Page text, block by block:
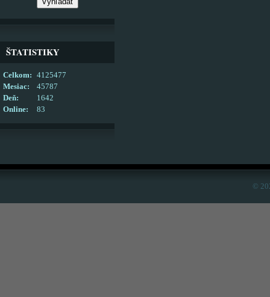
ŠTATISTIKY
Online: 83
Celkom:
4125477
Mesiac:
45787
Deň:
1642
©